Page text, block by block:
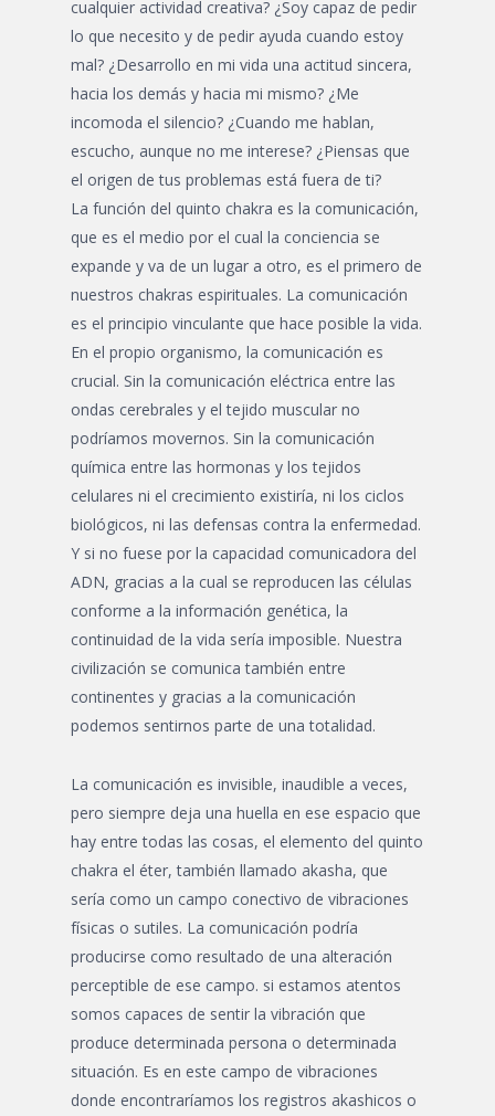
cualquier actividad creativa? ¿Soy capaz de pedir
lo que necesito y de pedir ayuda cuando estoy
mal? ¿Desarrollo en mi vida una actitud sincera,
hacia los demás y hacia mi mismo? ¿Me
incomoda el silencio? ¿Cuando me hablan,
escucho, aunque no me interese? ¿Piensas que
el origen de tus problemas está fuera de ti?
La función del quinto chakra es la comunicación,
que es el medio por el cual la conciencia se
expande y va de un lugar a otro, es el primero de
nuestros chakras espirituales. La comunicación
es el principio vinculante que hace posible la vida.
En el propio organismo, la comunicación es
crucial. Sin la comunicación eléctrica entre las
ondas cerebrales y el tejido muscular no
podríamos movernos. Sin la comunicación
química entre las hormonas y los tejidos
celulares ni el crecimiento existiría, ni los ciclos
biológicos, ni las defensas contra la enfermedad.
Y si no fuese por la capacidad comunicadora del
ADN, gracias a la cual se reproducen las células
conforme a la información genética, la
continuidad de la vida sería imposible. Nuestra
civilización se comunica también entre
continentes y gracias a la comunicación
podemos sentirnos parte de una totalidad.
La comunicación es invisible, inaudible a veces,
pero siempre deja una huella en ese espacio que
hay entre todas las cosas, el elemento del quinto
chakra el éter, también llamado akasha, que
sería como un campo conectivo de vibraciones
físicas o sutiles. La comunicación podría
producirse como resultado de una alteración
perceptible de ese campo. si estamos atentos
somos capaces de sentir la vibración que
produce determinada persona o determinada
situación. Es en este campo de vibraciones
donde encontraríamos los registros akashicos o